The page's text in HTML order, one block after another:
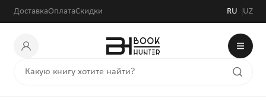
ДоставкаОплатаСкидки RU UZ